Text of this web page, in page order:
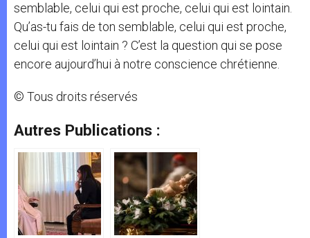
semblable, celui qui est proche, celui qui est lointain.
Qu’as-tu fais de ton semblable, celui qui est proche,
celui qui est lointain ? C’est la question qui se pose
encore aujourd’hui à notre conscience chrétienne.
© Tous droits réservés
Autres Publications :